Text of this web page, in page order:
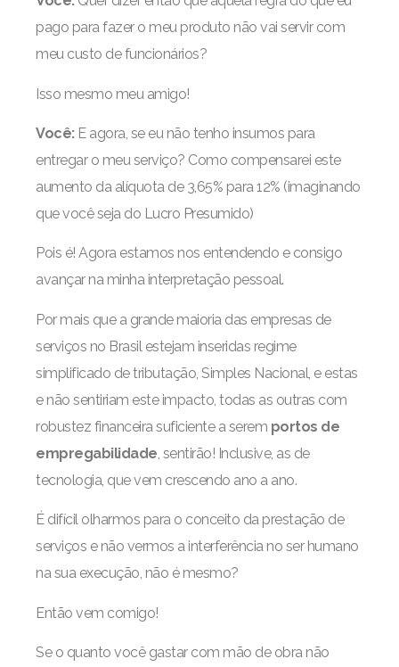
pago para fazer o meu produto não vai servir com
meu custo de funcionários?
Isso mesmo meu amigo!
Você:E agora, se eu não tenho insumos para
entregar o meu serviço? Como compensarei este
aumento da alíquota de 3,65% para 12% (imaginando
que você seja do Lucro Presumido)
Pois é! Agora estamos nos entendendo e consigo
avançar na minha interpretação pessoal.
Por mais que a grande maioria das empresas de
serviços no Brasil estejam inseridas regime
simplificado de tributação, Simples Nacional, e estas
e não sentiriam este impacto, todas as outras com
robustez financeira suficiente a serem portos de
empregabilidade, sentirão! Inclusive, as de
tecnologia, que vem crescendo ano a ano.
É difícil olharmos para o conceito da prestação de
serviços e não vermos a interferência no ser humano
na sua execução, não é mesmo?
Então vem comigo!
Se o quanto você gastar com mão de obra não